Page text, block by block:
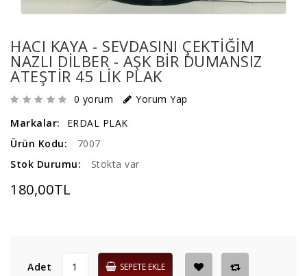
HACI KAYA - SEVDASINI ÇEKTIĞIM
NAZLI DILBER - AŞK BIR DUMANSIZ
ATEŞTIR 45 LIK PLAK
0 yorum
Yorum Yap
Markalar:
ERDAL PLAK
Ürün Kodu:
7007
Stok Durumu:
Stokta var
180,00TL
Adet SEPETE EKLE